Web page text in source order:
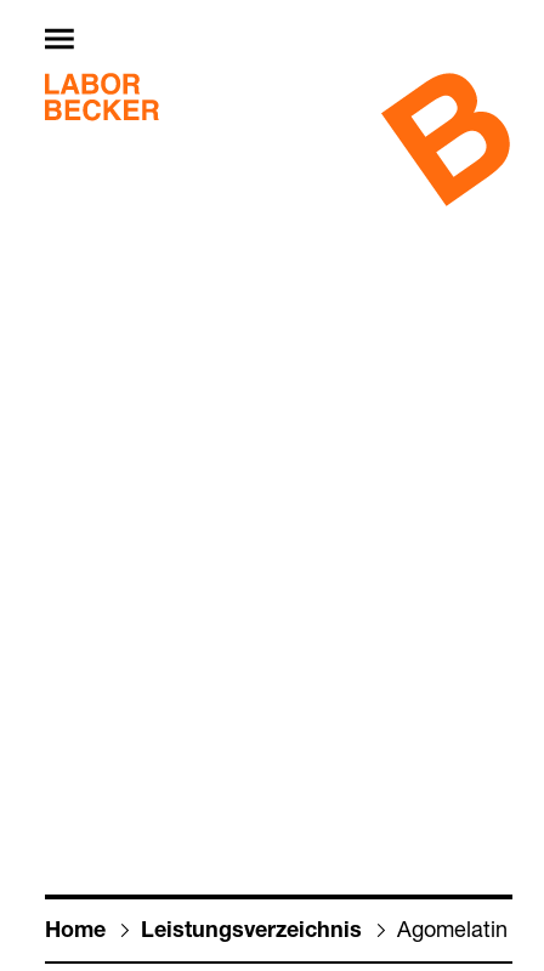
Home Leis­tungs­ver­zeich­nis Ago­me­la­tin